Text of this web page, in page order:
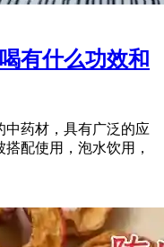
有什么功效和
中药材，具有广泛的应
配使用，泡水饮用，